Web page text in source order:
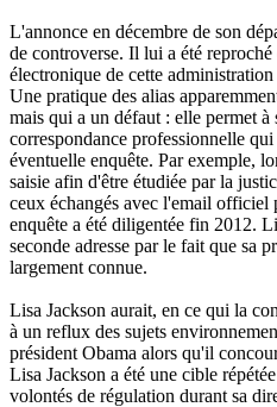
L'annonce en décembre de son
de controverse. Il lui a été
électronique de cette
Une pratique des alias
mais qui a un défaut : elle permet
correspondance professionnelle
éventuelle enquête. Par exemple,
saisie afin d'être étudiée par la
ceux échangés avec l'email officiel
enquête a été diligentée fin 2012.
seconde adresse par le fait que sa
largement connue.
Lisa Jackson aurait, en ce qui la
à un reflux des sujets
président Obama alors qu'il
Lisa Jackson a été une cible
volontés de régulation durant sa